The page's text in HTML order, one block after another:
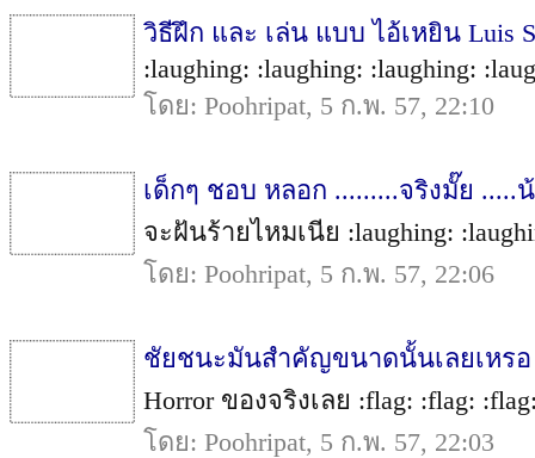
วิธีฝึก และ เล่น แบบ ไอ้เหยิน Luis
:laughing: :laughing: :laughing:
โดย: Poohripat, 5 ก.พ. 57, 22:10
เด็กๆ ชอบ หลอก .........จริงมั๊ย .....
จะฝันร้ายไหมเนีย :laughing:
โดย: Poohripat, 5 ก.พ. 57, 22:06
ชัยชนะมันสำคัญขนาดนั้นเลยเหรอ
Horror ของจริงเลย :flag: :flag:
โดย: Poohripat, 5 ก.พ. 57, 22:03